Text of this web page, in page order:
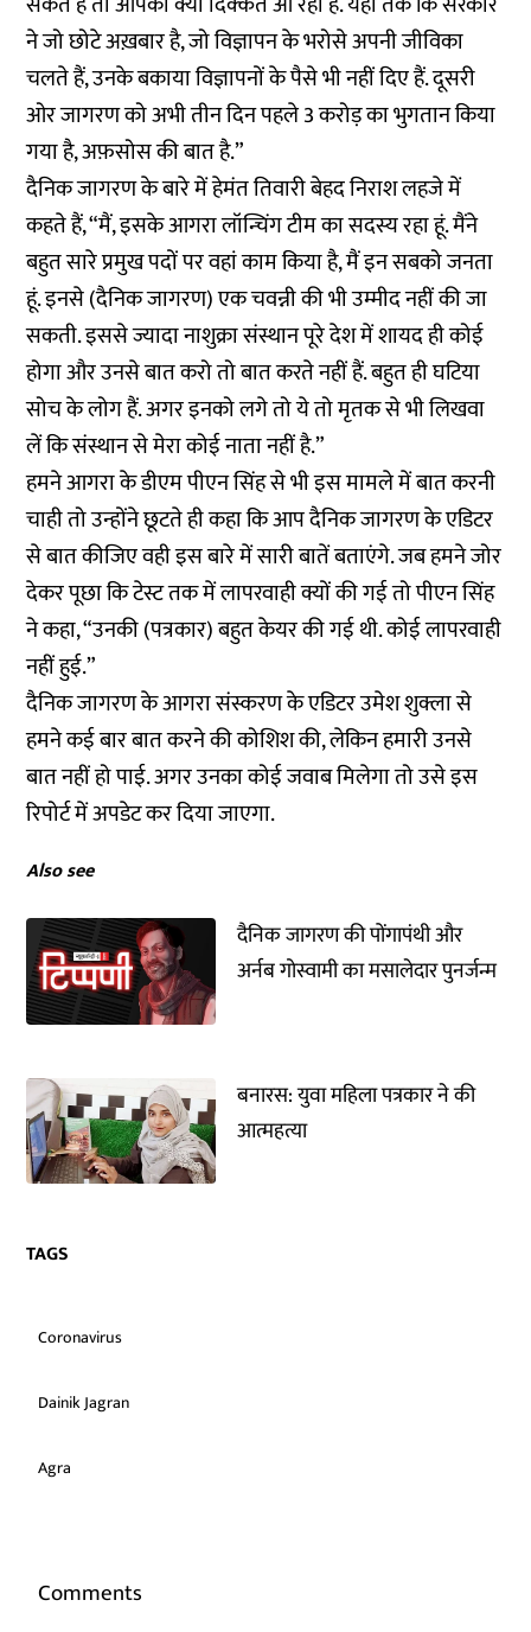
ने जो छोटे अख़बार है, जो विज्ञापन के भरोसे अपनी जीविका
चलते हैं, उनके बकाया विज्ञापनों के पैसे भी नहीं दिए हैं. दूसरी
ओर जागरण को अभी तीन दिन पहले 3 करोड़ का भुगतान किया
गया है, अफ़सोस की बात है.”
दैनिक जागरण के बारे में हेमंत तिवारी बेहद निराश लहजे में
कहते हैं, “मैं, इसके आगरा लॉन्चिंग टीम का सदस्य रहा हूं. मैंने
बहुत सारे प्रमुख पदों पर वहां काम किया है, मैं इन सबको जनता
हूं. इनसे (दैनिक जागरण) एक चवन्नी की भी उम्मीद नहीं की जा
सकती. इससे ज्यादा नाशुक्रा संस्थान पूरे देश में शायद ही कोई
होगा और उनसे बात करो तो बात करते नहीं हैं. बहुत ही घटिया
सोच के लोग हैं. अगर इनको लगे तो ये तो मृतक से भी लिखवा
लें कि संस्थान से मेरा कोई नाता नहीं है.”
हमने आगरा के डीएम पीएन सिंह से भी इस मामले में बात करनी
चाही तो उन्होंने छूटते ही कहा कि आप दैनिक जागरण के एडिटर
से बात कीजिए वही इस बारे में सारी बातें बताएंगे. जब हमने जोर
देकर पूछा कि टेस्ट तक में लापरवाही क्यों की गई तो पीएन सिंह
ने कहा, “उनकी (पत्रकार) बहुत केयर की गई थी. कोई लापरवाही
नहीं हुई.”
दैनिक जागरण के आगरा संस्करण के एडिटर उमेश शुक्ला से
हमने कई बार बात करने की कोशिश की, लेकिन हमारी उनसे
बात नहीं हो पाई. अगर उनका कोई जवाब मिलेगा तो उसे इस
रिपोर्ट में अपडेट कर दिया जाएगा.
Also see
दैनिक जागरण की पोंगापंथी और
अर्नब गोस्वामी का मसालेदार पुनर्जन्म
बनारस: युवा महिला पत्रकार ने की
आत्महत्या
TAGS
Coronavirus
Dainik Jagran
Agra
Comments